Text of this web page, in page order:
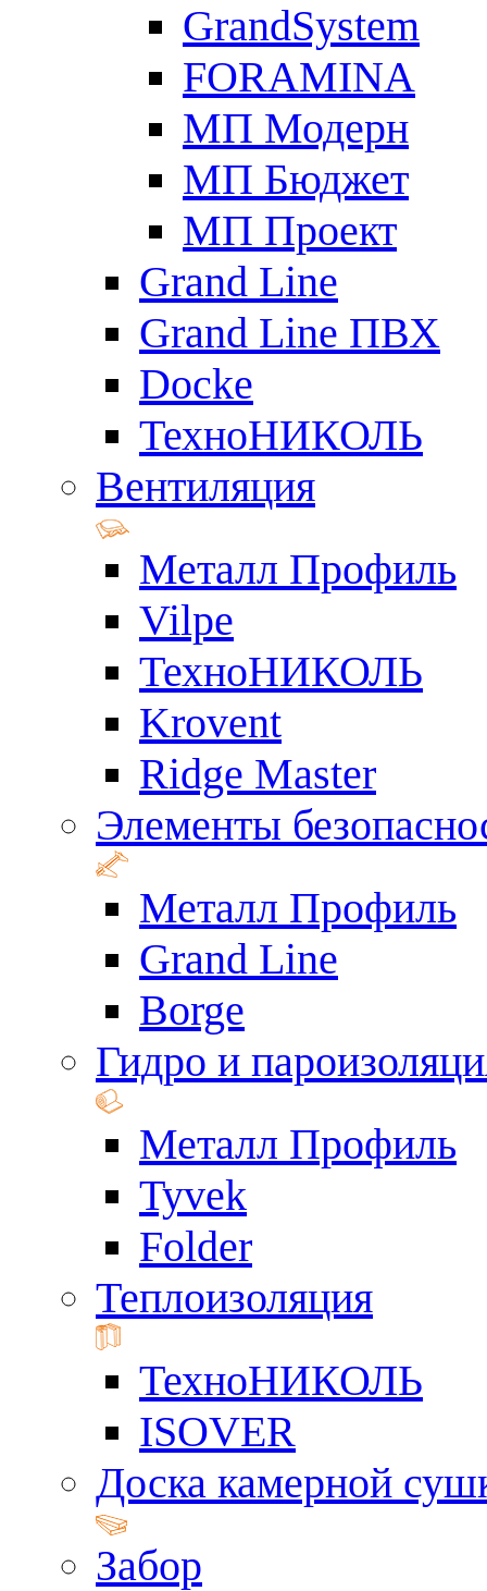
GrandSystem
FORAMINA
МП Модерн
МП Бюджет
МП Проект
Grand Line
Grand Line ПВХ
Docke
ТехноНИКОЛЬ
Вентиляция
Металл Профиль
Vilpe
ТехноНИКОЛЬ
Krovent
Ridge Master
Элементы
Металл Профиль
Grand Line
Borge
Гидро и
Металл Профиль
Tyvek
Folder
Теплоизоляция
ТехноНИКОЛЬ
ISOVER
Доска камерной
Забор